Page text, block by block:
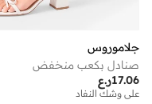
جلاموروس
صنادل بكعب منخفض
ر.ع17.06
على وشك النفاد